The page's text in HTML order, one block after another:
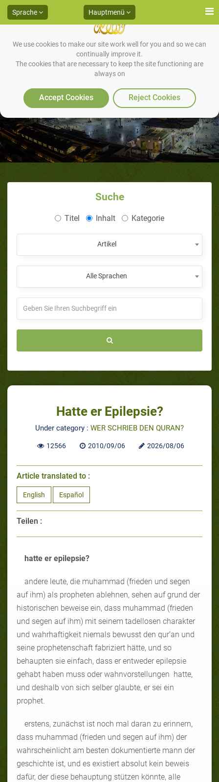
We use cookies to make our site work well for you and so we can
continually improve it.
The cookies that are necessary to keep the site functioning are
always on
Accept Cookies Reject Cookies
Sprache Hauptmenü
Hatte er Epilepsie?
Suche
Titel Inhalt Kategorie
Artikel
Alle Sprachen
Hatte er Epilepsie?
Under category : WER SCHRIEB DEN QURAN?
12566 2010/09/06 2026/08/06
Article translated to :
English Español
Teilen :
hatte er epilepsie?
andere leute, die muhammad (frieden und segen
auf ihm) als propheten ablehnen, sehen auf grund der
historischen beweise ein, dass muhammad (frieden
und segen auf ihm) mit seinem tadellosen charakter
und wahrhaftigkeit niemals bewusst den qur’an und
seine prophetenschaft fabriziert hätte, und so
behaupten sie einfach, dass er entweder epilepsie
gehabt haben muss oder wahnvorstellungen hatte,
und deshalb von sich selber glaubte, er sei ein
prophet.
erstens, zunächst ist noch mal daran zu erinnern,
dass muhammad (frieden und segen auf ihm) der
wahrscheinlicht am besten dokumentierte mann der
geschichte ist, und es existiert absolut kein beweis
dafür, der diese behauptung stützen könnte, alle